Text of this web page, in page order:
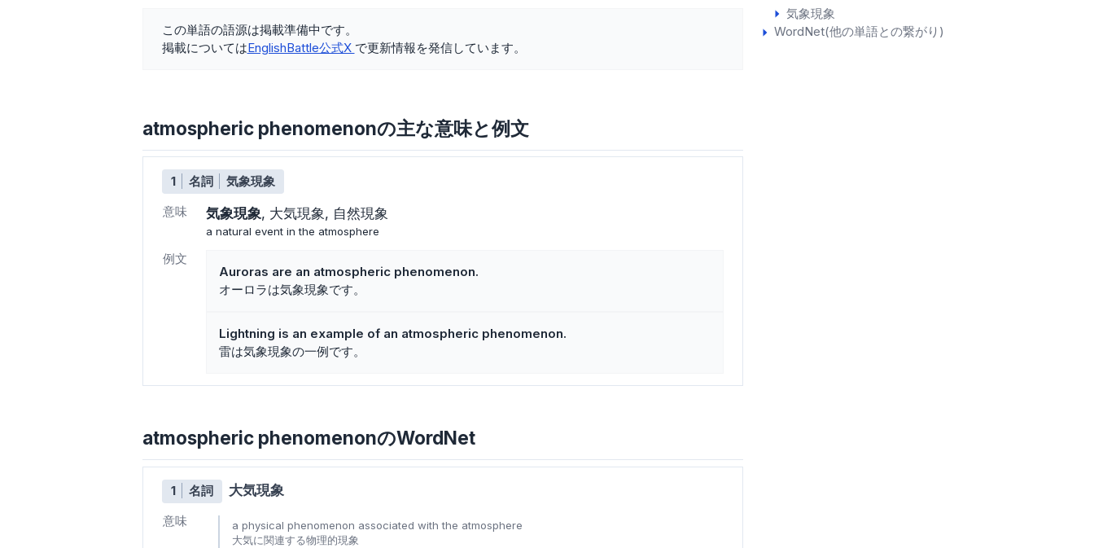
気象現象
WordNet(他の単語との繋がり)
この単語の語源は掲載準備中です。
掲載についてはEnglishBattle公式X で更新情報を発信しています。
atmospheric phenomenonの主な意味と例文
1 名詞
気象現象
意味
気象現象 大気現象 自然現象
a natural event in the atmosphere
例文
Auroras are an atmospheric phenomenon.
オーロラは気象現象です。
Lightning is an example of an atmospheric phenomenon.
雷は気象現象の一例です。
atmospheric phenomenonのWordNet
1 名詞 大気現象
意味
a physical phenomenon associated with the atmosphere
大気に関連する物理的現象